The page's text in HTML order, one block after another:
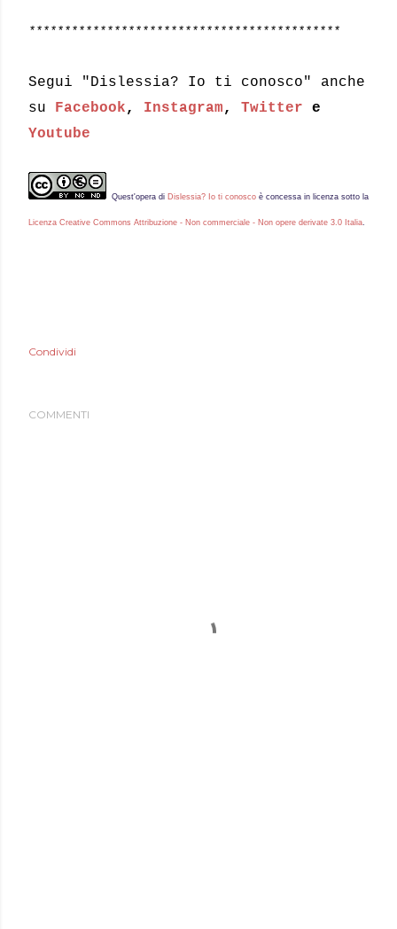
********************************************
Segui "Dislessia? Io ti conosco" anche
su Facebook, Instagram, Twitter e
Youtube
Quest'opera di Dislessia? Io ti conosco è concessa in licenza sotto la
Licenza Creative Commons Attribuzione - Non commerciale - Non opere derivate 3.0 Italia.
Condividi
COMMENTI